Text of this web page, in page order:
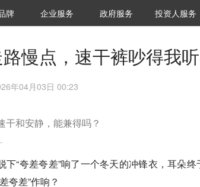
牌 36Kr研究院
企业服务 城市之窗
政府服务 VClub投资机构
投资机构职位推
投资人服务
慢点，速干裤吵得我
年04月03日 00:23
干和安静，能兼得吗？
下“夸差夸差”响了一个冬天的冲锋衣，耳朵
夸差”作响？